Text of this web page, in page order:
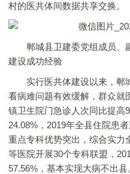
村的医共体间数据共享交换。
郸城县卫建委党组成员、
建设成功经验
实行医共体建设以来，郸城
看病难问题有效缓解，群众就
镇卫生院门急诊人次同比提高
24.08%，2019年全县住院患
重点专科优势突出，综合实力
等医院开展30个专科联盟，
57.56%，基本实现大病不出